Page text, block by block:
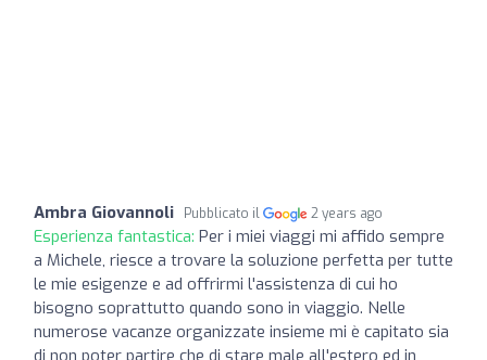
Ambra Giovannoli Pubblicato il 2 years ago
Esperienza fantastica: Per i miei viaggi mi affido sempre
a Michele, riesce a trovare la soluzione perfetta per tutte
le mie esigenze e ad offrirmi l'assistenza di cui ho
bisogno soprattutto quando sono in viaggio. Nelle
numerose vacanze organizzate insieme mi è capitato sia
di non poter partire che di stare male all'estero ed in